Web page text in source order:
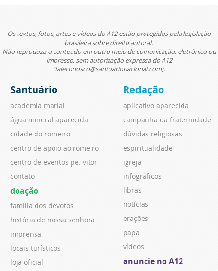
Os textos, fotos, artes e vídeos do A12 estão protegidos pela legislação
brasileira sobre direito autoral.
Não reproduza o conteúdo em outro meio de comunicação, eletrônico ou
impresso, sem autorização expressa do A12
(faleconosco@santuarionacional.com).
Santuário
academia marial
água mineral aparecida
cidade do romeiro
centro de apoio ao romeiro
centro de eventos pe. vitor
contato
doação
família dos devotos
história de nossa senhora
imprensa
locais turísticos
loja oficial
Redação
aplicativo aparecida
campanha da fraternidade
dúvidas religiosas
espiritualidade
igreja
infográficos
libras
notícias
orações
papa
vídeos
anuncie no A12